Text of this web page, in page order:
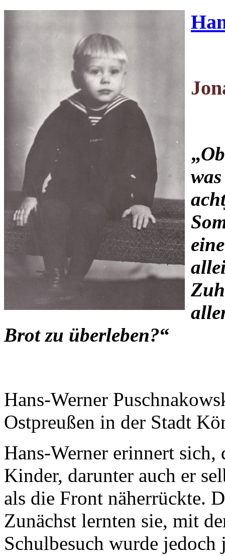
„
Brot zu überleben?“
Hans-Werner
Ostpreußen in der Stadt
Hans-Werner erinnert
Kinder, darunter auch er
als die Front näherrückte.
Zunächst lernten sie, mit
Schulbesuch wurde